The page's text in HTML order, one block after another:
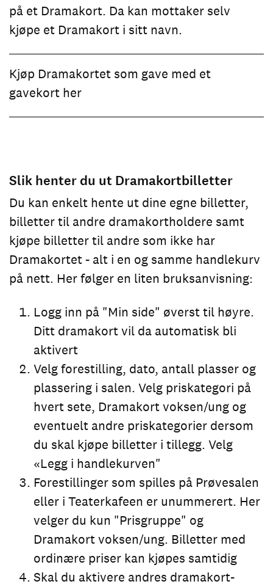
på et Dramakort. Da kan mottaker selv
kjøpe et Dramakort i sitt navn.
Kjøp Dramakortet som gave med et
gavekort her
Slik henter du ut Dramakortbilletter
Du kan enkelt hente ut dine egne billetter,
billetter til andre dramakortholdere samt
kjøpe billetter til andre som ikke har
Dramakortet - alt i en og samme handlekurv
på nett. Her følger en liten bruksanvisning:
Logg inn på "Min side" øverst til høyre.
Ditt dramakort vil da automatisk bli
aktivert
Velg forestilling, dato, antall plasser og
plassering i salen. Velg priskategori på
hvert sete, Dramakort voksen/ung og
eventuelt andre priskategorier dersom
du skal kjøpe billetter i tillegg. Velg
«Legg i handlekurven"
Forestillinger som spilles på Prøvesalen
eller i Teaterkafeen er unummerert. Her
velger du kun "Prisgruppe" og
Dramakort voksen/ung. Billetter med
ordinære priser kan kjøpes samtidig
Skal du aktivere andres dramakort-